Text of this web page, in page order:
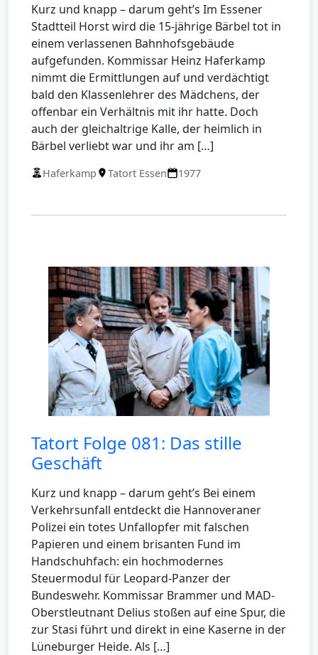
Kurz und knapp – darum geht’s Im Essener
Stadtteil Horst wird die 15-jährige Bärbel tot in
einem verlassenen Bahnhofsgebäude
aufgefunden. Kommissar Heinz Haferkamp
nimmt die Ermittlungen auf und verdächtigt
bald den Klassenlehrer des Mädchens, der
offenbar ein Verhältnis mit ihr hatte. Doch
auch der gleichaltrige Kalle, der heimlich in
Bärbel verliebt war und ihr am […]
Haferkamp Tatort Essen 1977
Tatort Folge 081: Das stille
Geschäft
Kurz und knapp – darum geht’s Bei einem
Verkehrsunfall entdeckt die Hannoveraner
Polizei ein totes Unfallopfer mit falschen
Papieren und einem brisanten Fund im
Handschuhfach: ein hochmodernes
Steuermodul für Leopard-Panzer der
Bundeswehr. Kommissar Brammer und MAD-
Oberstleutnant Delius stoßen auf eine Spur, die
zur Stasi führt und direkt in eine Kaserne in der
Lüneburger Heide. Als […]